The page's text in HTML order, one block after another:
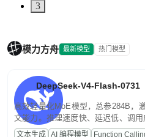
3
模力方舟 最新模型 热门模型
DeepSeek-V4-Flash-0731
高效轻量化MoE模型，总参284B，
文能力。推理速度快、延迟低、调
高并发、轻量化任务，适合日常对话
文本生成 AI 编程模型 Function